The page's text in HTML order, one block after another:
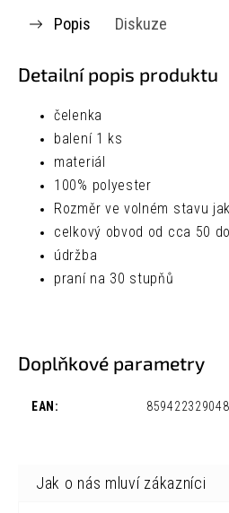
Popis Diskuze
Detailní popis produktu
čelenka
balení 1 ks
materiál
100% polyester
Rozměr ve volném stavu
celkový obvod od cca 50
údržba
praní na 30 stupňů
Doplňkové parametry
EAN :